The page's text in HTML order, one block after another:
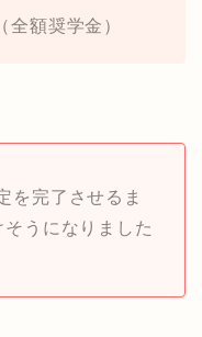
額奨学金）
を完了させるま
うになりました